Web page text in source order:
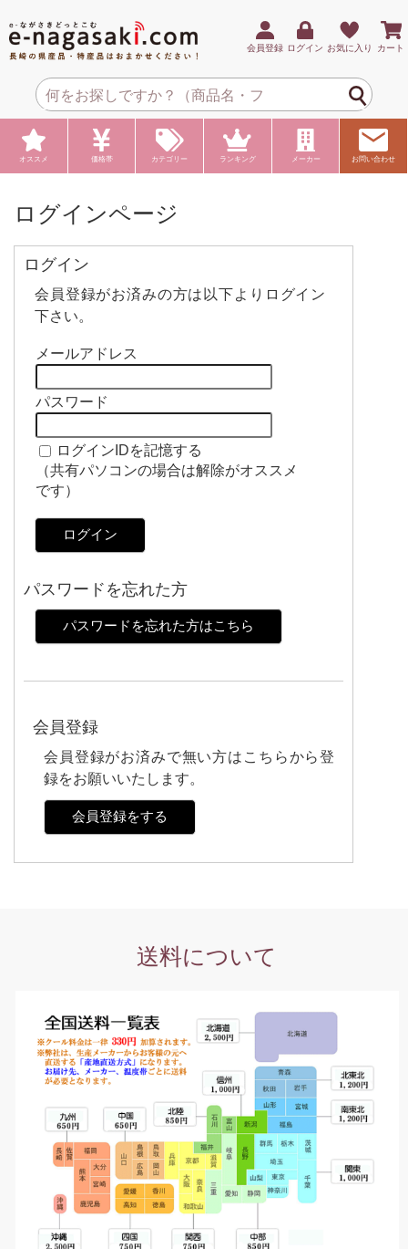
会員登録 ログイン お気に入り カート
オススメ 価格帯 カテゴリー ランキング メーカー お問い合わせ
ログインページ
ログイン
会員登録がお済みの方は以下よりログイン
下さい。
メールアドレス
パスワード
ログインIDを記憶する
（共有パソコンの場合は解除がオススメ
です）
ログイン
パスワードを忘れた方
パスワードを忘れた方はこちら
会員登録
会員登録がお済みで無い方はこちらから登
録をお願いいたします。
会員登録をする
送料について